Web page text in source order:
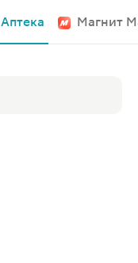
Аптека Магнит